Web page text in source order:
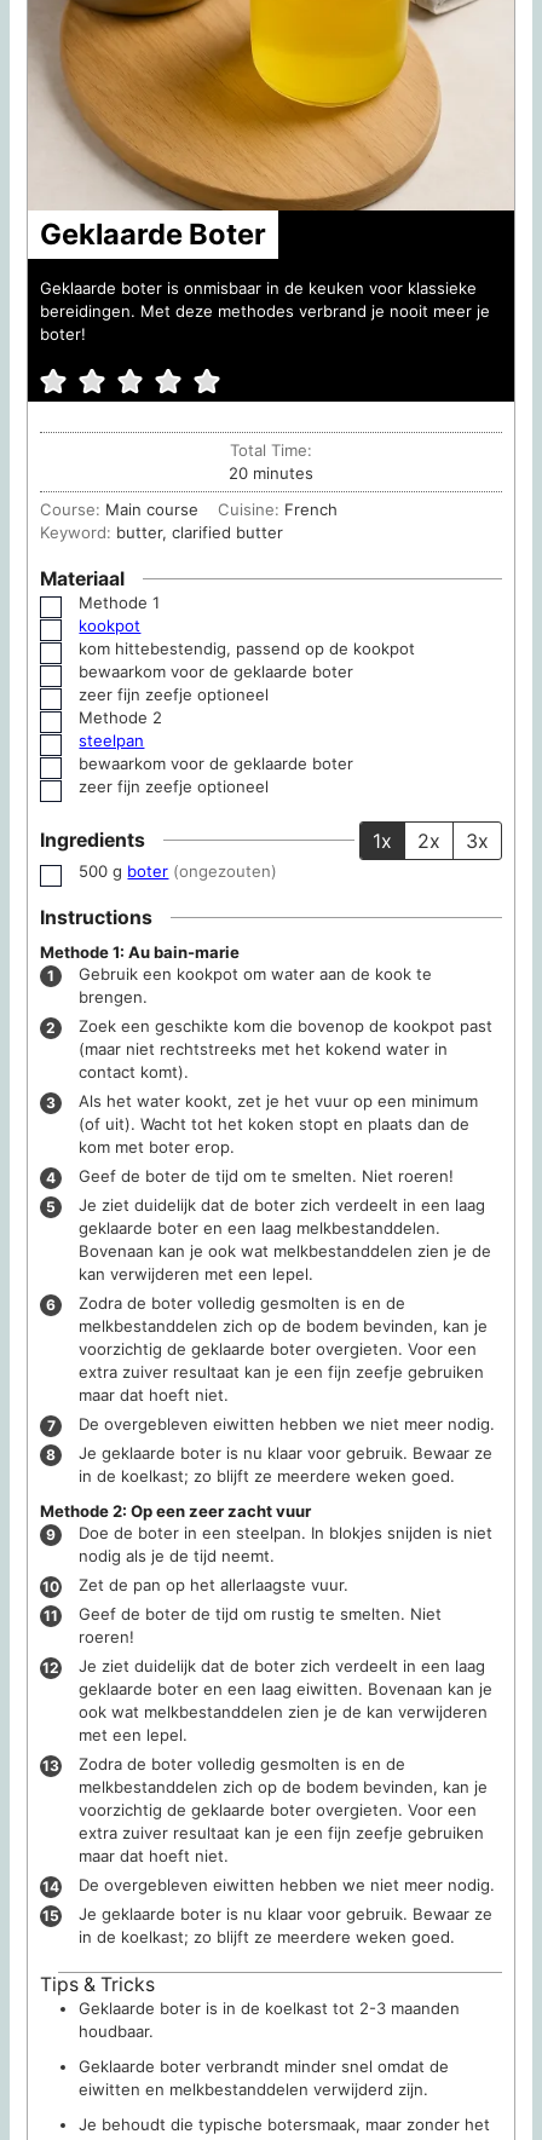
Geklaarde Boter
Geklaarde boter is onmisbaar in de keuken voor klassieke
bereidingen. Met deze methodes verbrand je nooit meer je
boter!
Total Time:
20minutes
minutes
Course: Main course Cuisine: French
Keyword: butter, clarified butter
Materiaal
▢
Methode 1
▢
kookpot
▢
kom hittebestendig, passend op de kookpot
▢
bewaarkomvoor de geklaarde boter
▢
zeer fijn zeefjeoptioneel
▢
Methode 2
▢
steelpan
▢
bewaarkomvoor de geklaarde boter
▢
zeer fijn zeefjeoptioneel
Ingredients 1x 2x 3x
▢
500 g boter (ongezouten)
Instructions
Methode 1: Au bain-marie
Gebruik een kookpot om water aan de kook te
brengen.
Zoek een geschikte kom die bovenop de kookpot past
(maar niet rechtstreeks met het kokend water in
contact komt).
Als het water kookt, zet je het vuur op een minimum
(of uit). Wacht tot het koken stopt en plaats dan de
kom met boter erop.
Geef de boter de tijd om te smelten. Niet roeren!
Je ziet duidelijk dat de boter zich verdeelt in een laag
geklaarde boter en een laag melkbestanddelen.
Bovenaan kan je ook wat melkbestanddelen zien je de
kan verwijderen met een lepel.
Zodra de boter volledig gesmolten is en de
melkbestanddelen zich op de bodem bevinden, kan je
voorzichtig de geklaarde boter overgieten. Voor een
extra zuiver resultaat kan je een fijn zeefje gebruiken
maar dat hoeft niet.
De overgebleven eiwitten hebben we niet meer nodig.
Je geklaarde boter is nu klaar voor gebruik. Bewaar ze
in de koelkast; zo blijft ze meerdere weken goed.
Methode 2: Op een zeer zacht vuur
Doe de boter in een steelpan. In blokjes snijden is niet
nodig als je de tijd neemt.
Zet de pan op het allerlaagste vuur.
Geef de boter de tijd om rustig te smelten. Niet
roeren!
Je ziet duidelijk dat de boter zich verdeelt in een laag
geklaarde boter en een laag eiwitten. Bovenaan kan je
ook wat melkbestanddelen zien je de kan verwijderen
met een lepel.
Zodra de boter volledig gesmolten is en de
melkbestanddelen zich op de bodem bevinden, kan je
voorzichtig de geklaarde boter overgieten. Voor een
extra zuiver resultaat kan je een fijn zeefje gebruiken
maar dat hoeft niet.
De overgebleven eiwitten hebben we niet meer nodig.
Je geklaarde boter is nu klaar voor gebruik. Bewaar ze
in de koelkast; zo blijft ze meerdere weken goed.
Tips & Tricks
Geklaarde boter is in de koelkast tot 2-3 maanden
houdbaar.
Geklaarde boter verbrandt minder snel omdat de
eiwitten en melkbestanddelen verwijderd zijn.
Je behoudt die typische botersmaak, maar zonder het